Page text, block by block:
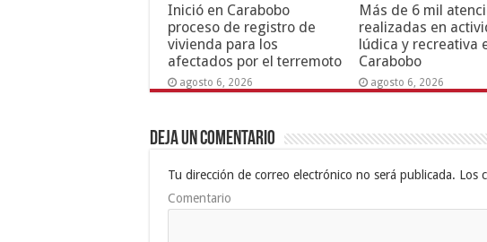
Inició en Carabobo
proceso de registro de
vivienda para los
afectados por el terremoto
agosto 6, 2026
Más de 6 mil
realizadas en
lúdica y recreativa
Carabobo
agosto 6, 2026
Deja un comentario
Tu dirección de correo electrónico no será publicada. Los
Comentario